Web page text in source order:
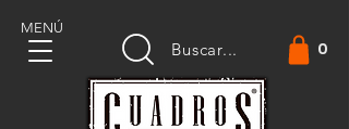
Buscar...
MENÚ
0